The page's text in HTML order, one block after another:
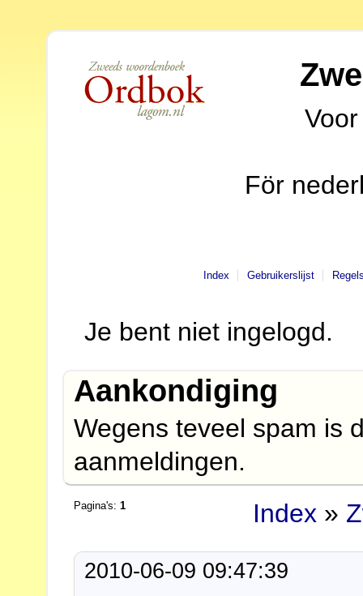
För
Index Gebruikerslijst
Je bent niet ingelogd.
Aankondiging
Wegens teveel spam is
aanmeldingen.
Pagina's:1 Index »
2010-06-09 09:47:39